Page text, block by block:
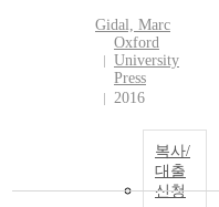
Gidal, Marc
Oxford
University
Press
2016
복사/
대출
신청